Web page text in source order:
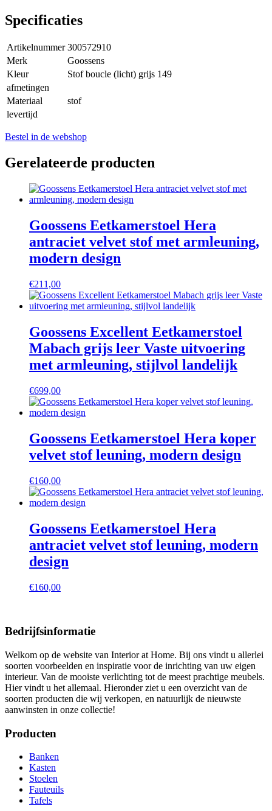
Specificaties
Artikelnummer 300572910
Merk
Goossens
Kleur
Stof boucle (licht) grijs 149
afmetingen
Materiaal
stof
levertijd
Bestel in de webshop
Gerelateerde producten
Goossens Eetkamerstoel Hera
antraciet velvet stof met armleuning,
modern design
€211,00
Goossens Excellent Eetkamerstoel
Mabach grijs leer Vaste uitvoering
met armleuning, stijlvol landelijk
€699,00
Goossens Eetkamerstoel Hera koper
velvet stof leuning, modern design
€160,00
Goossens Eetkamerstoel Hera
antraciet velvet stof leuning, modern
design
€160,00
Bedrijfsinformatie
Welkom op de website van Interior at Home. Bij ons vindt u allerlei
soorten voorbeelden en inspiratie voor de inrichting van uw eigen
interieur. Van de mooiste verlichting tot de meest prachtige meubels.
Hier vindt u het allemaal. Hieronder ziet u een overzicht van de
soorten producten die wij verkopen, en natuurlijk de nieuwste
aanwinsten in onze collectie!
Producten
Banken
Kasten
Stoelen
Fauteuils
Tafels